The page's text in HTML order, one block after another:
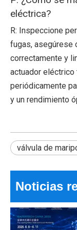
eléctrica?
R: Inspeccione
fugas, asegúrese
correctamente y
actuador
periódicamente
y un rendimiento
válvula de
Noticias